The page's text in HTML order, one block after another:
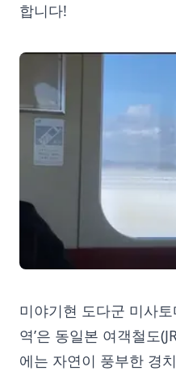
합니다!
미야기현 도다군 미사
역’은 동일본 여객철도
에는 자연이 풍부한 경